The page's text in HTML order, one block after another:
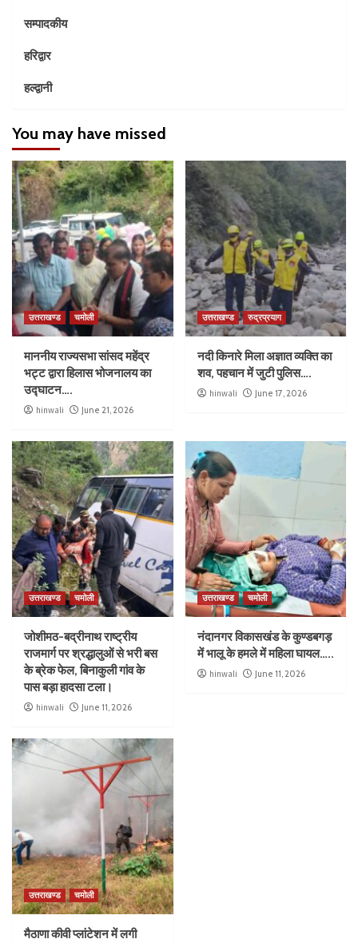
सम्पादकीय
हरिद्वार
हल्द्वानी
You may have missed
उत्तराखण्ड चमोली
माननीय राज्यसभा सांसद महेंद्र
भट्ट द्वारा हिलास भोजनालय का
उद्घाटन….
hinwali June 21, 2026
उत्तराखण्ड रुद्रप्रयाग
नदी किनारे मिला अज्ञात व्यक्ति का
शव, पहचान में जुटी पुलिस….
hinwali June 17, 2026
उत्तराखण्ड चमोली
जोशीमठ-बद्रीनाथ राष्ट्रीय
राजमार्ग पर श्रद्धालुओं से भरी बस
के ब्रेक फेल, बिनाकुली गांव के
पास बड़ा हादसा टला।
hinwali June 11, 2026
उत्तराखण्ड चमोली
नंदानगर विकासखंड के कुण्डबगड़
में भालू के हमले में महिला घायल…..
hinwali June 11, 2026
उत्तराखण्ड चमोली
मैठाणा कीवी प्लांटेशन में लगी